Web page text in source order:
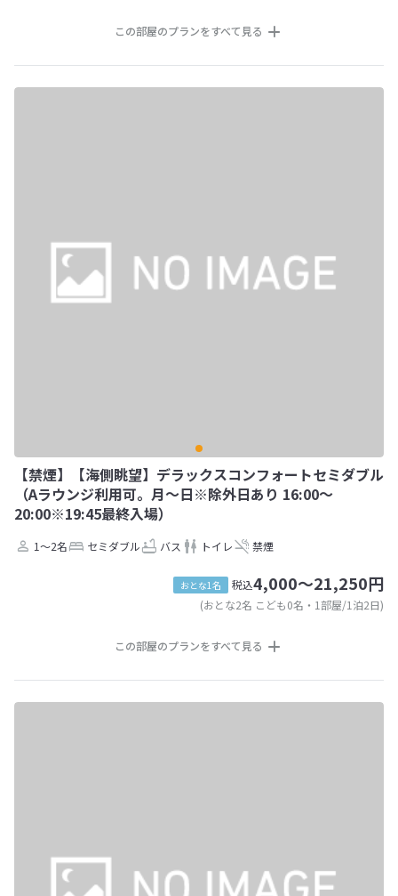
この部屋のプランをすべて見る
【禁煙】【海側眺望】デラックスコンフォートセミダブル
（Aラウンジ利用可。月～日※除外日あり 16:00～
20:00※19:45最終入場）
1～2名 セミダブル バス トイレ 禁煙
おとな1名 税込4,000～21,250円
(おとな2名 こども0名・1部屋/1泊2日)
この部屋のプランをすべて見る